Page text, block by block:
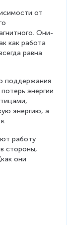
от
Они-
как работа
равна
поддержания
энергии
энергию, а
работу
стороны,
они